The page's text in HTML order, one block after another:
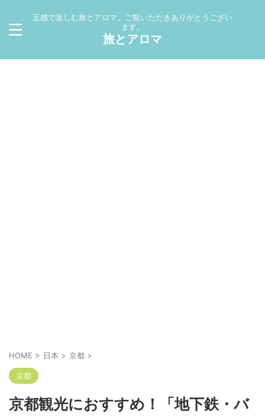
五感で楽しむ旅とアロマ。ご覧いただきありがとうござい
ます。
旅とアロマ
HOME > 日本 > 京都 >
京都
京都観光におすすめ！「地下鉄・バ